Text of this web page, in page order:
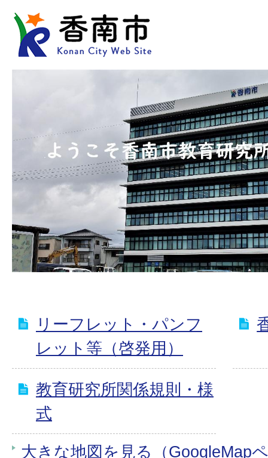
リーフレット・パンフ
レット等（啓発用）
教育研究所関係規則・様
式
大きな地図を見る（GoogleMap